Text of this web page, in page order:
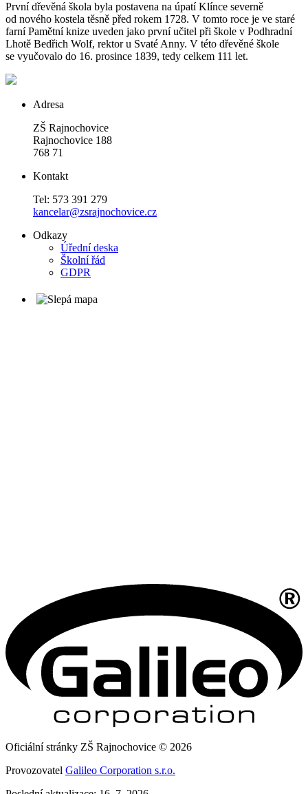
První dřevěná škola byla postavena na úpatí Klínce severně
od nového kostela těsně před rokem 1728. V tomto roce je ve staré
farní Pamětní knize uveden jako první učitel při škole v Podhradní
Lhotě Bedřich Wolf, rektor u Svaté Anny. V této dřevěné škole
se vyučovalo do 16. prosince 1839, tedy celkem 111 let.
Adresa
ZŠ Rajnochovice
Rajnochovice 188
768 71
Kontakt
Tel: 573 391 279
kancelar@zsrajnochovice.cz
Odkazy
Úřední deska
Školní řád
GDPR
Oficiální stránky ZŠ Rajnochovice © 2026
Provozovatel Galileo Corporation s.r.o.